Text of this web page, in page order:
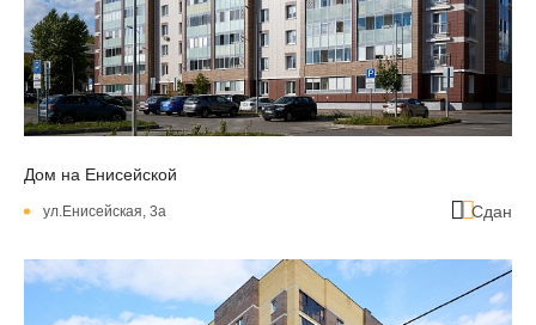
Дом на Енисейской
ул.Енисейская, 3а Сдан